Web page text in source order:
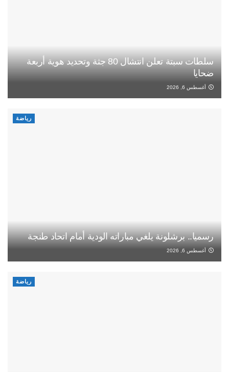
سلطات سبتة تعلن انتشال 80 جثة وتحديد هوية أربعة
ضحايا
أغسطس 6, 2026
رياضة
رسميا.. برشلونة يلغي مباراته الودية أمام اتحاد طنجة
أغسطس 6, 2026
رياضة